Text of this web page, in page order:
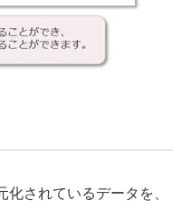
されているデータを、